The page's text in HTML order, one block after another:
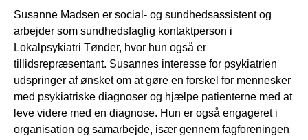
Susanne Madsen er social- og sundhedsassistent og
arbejder som sundhedsfaglig kontaktperson i
Lokalpsykiatri Tønder, hvor hun også er
tillidsrepræsentant. Susannes interesse for psykiatrien
udspringer af ønsket om at gøre en forskel for mennesker
med psykiatriske diagnoser og hjælpe patienterne med at
leve videre med en diagnose. Hun er også engageret i
organisation og samarbejde, især gennem fagforeningen